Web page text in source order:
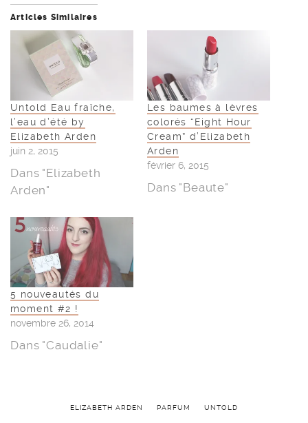
Articles Similaires
Untold Eau fraîche,
l’eau d’été by
Elizabeth Arden
juin 2, 2015
Dans "Elizabeth
Arden"
Les baumes à lèvres
colorés “Eight Hour
Cream” d’Elizabeth
Arden
février 6, 2015
Dans "Beaute"
5 nouveautés du
moment #2 !
novembre 26, 2014
Dans "Caudalie"
ELIZABETH ARDEN PARFUM UNTOLD